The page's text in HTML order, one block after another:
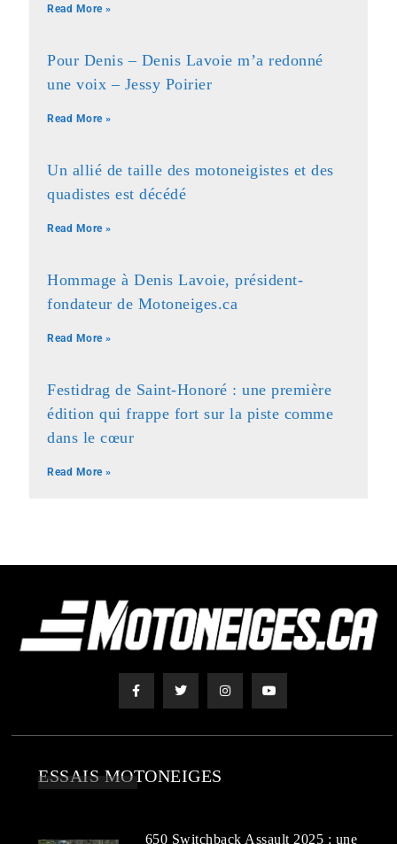
Read More »
Pour Denis – Denis Lavoie m’a redonné
une voix – Jessy Poirier
Read More »
Un allié de taille des motoneigistes et des
quadistes est décédé
Read More »
Hommage à Denis Lavoie, président-
fondateur de Motoneiges.ca
Read More »
Festidrag de Saint-Honoré : une première
édition qui frappe fort sur la piste comme
dans le cœur
Read More »
ESSAIS MOTONEIGES
650 Switchback Assault 2025 : une